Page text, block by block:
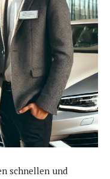
schnellen und